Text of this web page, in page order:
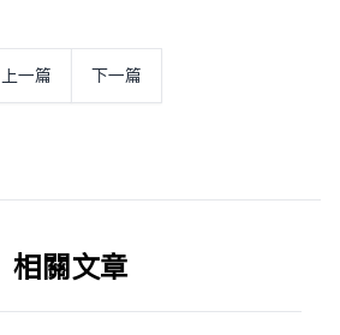
上一篇 下一篇
相关文章